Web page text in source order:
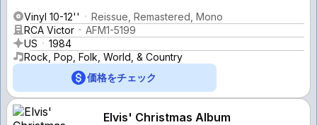
Vinyl 10-12''
Reissue, Remastered, Mono
RCA Victor
AFM1-5199
US
1984
Rock, Pop, Folk, World, & Country
価格をチェック
Elvis' Christmas Album